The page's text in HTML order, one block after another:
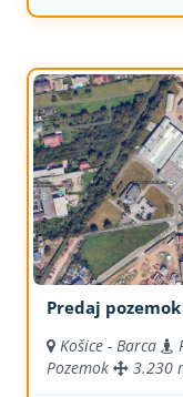
Predaj
Košice - Barca
Pozemok
3.230